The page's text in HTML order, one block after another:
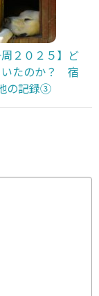
周２０２５】ど
いたのか？ 宿
の記録③